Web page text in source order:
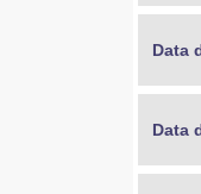
Data
Data